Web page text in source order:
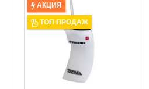
АКЦИЯ
ТОП ПРОДАЖ